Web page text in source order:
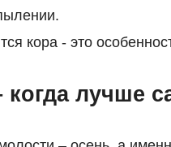
кора - это
лучше